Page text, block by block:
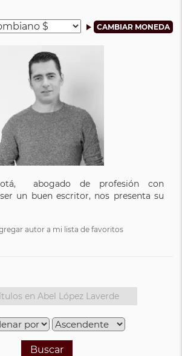
abogado de profesión con
un buen escritor, nos presenta su
autor a mi lista de favoritos
Buscar